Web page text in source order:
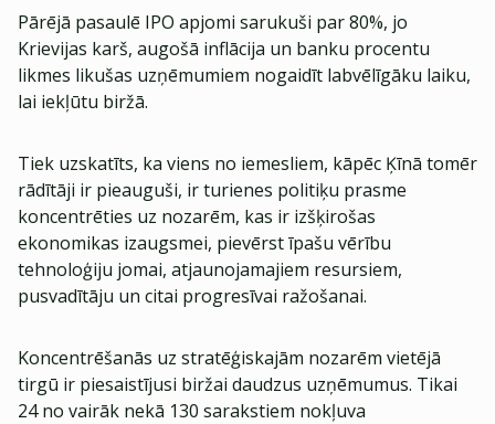
Pārējā pasaulē IPO apjomi sarukuši par 80%, jo
Krievijas karš, augošā inflācija un banku procentu
likmes likušas uzņēmumiem nogaidīt labvēlīgāku laiku,
lai iekļūtu biržā.
Tiek uzskatīts, ka viens no iemesliem, kāpēc Ķīnā tomēr
rādītāji ir pieauguši, ir turienes politiķu prasme
koncentrēties uz nozarēm, kas ir izšķirošas
ekonomikas izaugsmei, pievērst īpašu vērību
tehnoloģiju jomai, atjaunojamajiem resursiem,
pusvadītāju un citai progresīvai ražošanai.
Koncentrēšanās uz stratēģiskajām nozarēm vietējā
tirgū ir piesaistījusi biržai daudzus uzņēmumus. Tikai
24 no vairāk nekā 130 sarakstiem nokļuva